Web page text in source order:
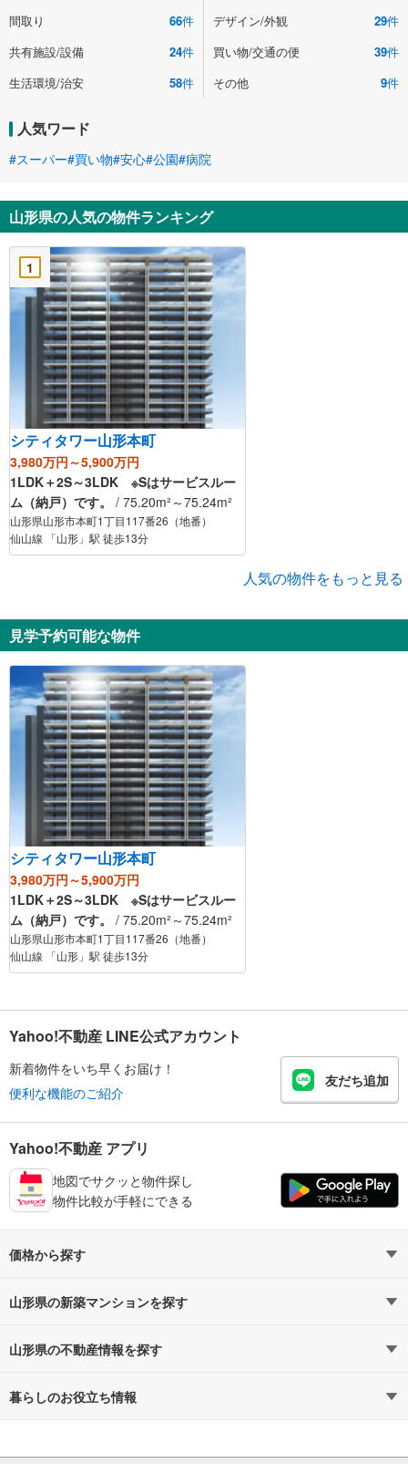
間取り
66件 デザイン/外観 29件
共有施設/設備
24件 買い物/交通の便 39件
生活環境/治安
58件 その他 9件
人気ワード
#スーパー#買い物#安心#公園#病院
山形県の人気の物件ランキング
1
シティタワー山形本町
3,980万円～5,900万円
1LDK＋2S～3LDK ※Sはサービスルー
ム（納戸）です。
/ 75.20m²～75.24m²
山形県山形市本町1丁目117番26（地番）
仙山線 「山形」駅 徒歩13分
人気の物件をもっと見る
見学予約可能な物件
シティタワー山形本町
3,980万円～5,900万円
1LDK＋2S～3LDK ※Sはサービスルー
ム（納戸）です。
/ 75.20m²～75.24m²
山形県山形市本町1丁目117番26（地番）
仙山線 「山形」駅 徒歩13分
Yahoo!不動産 LINE公式アカウント
新着物件をいち早くお届け！
便利な機能のご紹介
友だち追加
Yahoo!不動産 アプリ
地図でサクッと物件探し
物件比較が手軽にできる
価格から探す
4,000万円以下（1）
6,000万円以下（1）
8,000万円以下（1）
山形県の新築マンションを探す
路線・駅から探す
通勤時間から探す
山形県の不動産情報を探す
不動産・住宅
暮らしのお役立ち情報